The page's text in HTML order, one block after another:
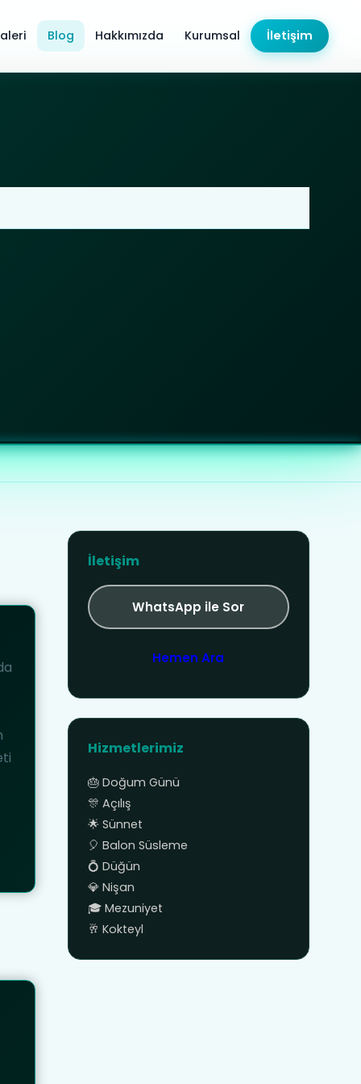
Blog Hakkımızda Kurumsal İletişim
İletişim
WhatsApp ile Sor
Hemen Ara
Hizmetlerimiz
🎂 Doğum Günü
🎊 Açılış
🌟 Sünnet
🎈 Balon Süsleme
💍 Düğün
💎 Nişan
🎓 Mezuniyet
🥂 Kokteyl